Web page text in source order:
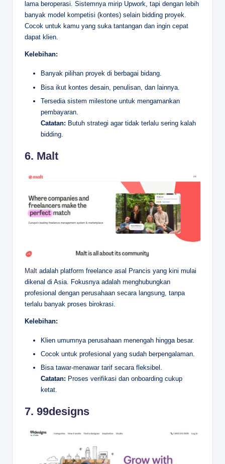
lama beroperasi. Sistemnya mirip Upwork, tapi dengan lebih
banyak model kompetisi (kontes) selain bidding proyek.
Cocok untuk kamu yang suka tantangan dan ingin cepat
dapat klien.
Kelebihan:
Banyak pilihan proyek di berbagai bidang.
Bisa ikut kontes desain, penulisan, dan lainnya.
Tersedia sistem milestone untuk mengamankan
pembayaran.
Catatan: Butuh strategi agar tidak terlalu sering kalah
bidding.
6. Malt
Malt adalah platform freelance asal Prancis yang kini mulai
dikenal di Asia. Fokusnya adalah menghubungkan
profesional dengan perusahaan secara langsung, tanpa
terlalu banyak proses birokrasi.
Kelebihan:
Klien umumnya perusahaan menengah hingga besar.
Cocok untuk profesional yang sudah berpengalaman.
Bisa tawar-menawar tarif secara fleksibel.
Catatan: Proses verifikasi dan onboarding cukup
ketat.
7. 99designs